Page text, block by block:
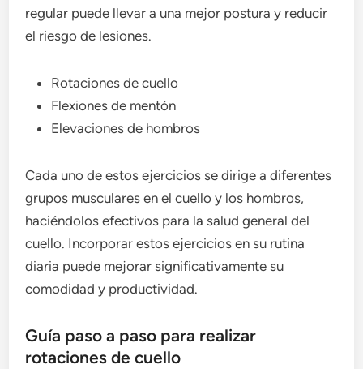
regular puede llevar a una mejor postura y reducir
el riesgo de lesiones.
Rotaciones de cuello
Flexiones de mentón
Elevaciones de hombros
Cada uno de estos ejercicios se dirige a diferentes
grupos musculares en el cuello y los hombros,
haciéndolos efectivos para la salud general del
cuello. Incorporar estos ejercicios en su rutina
diaria puede mejorar significativamente su
comodidad y productividad.
Guía paso a paso para realizar
rotaciones de cuello